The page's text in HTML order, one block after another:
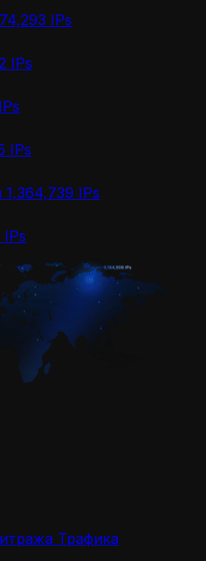
IPs
IPs
IPs
IPs
1,364,739 IPs
IPs
Трафика